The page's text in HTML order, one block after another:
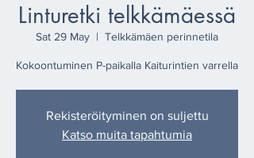
Linturetki telkkämäessä
Sat 29 May
  |
Telkkämäen perinnetila
Kokoontuminen P-paikalla Kaiturintien varrella
Rekisteröityminen on suljettu
Katso muita tapahtumia